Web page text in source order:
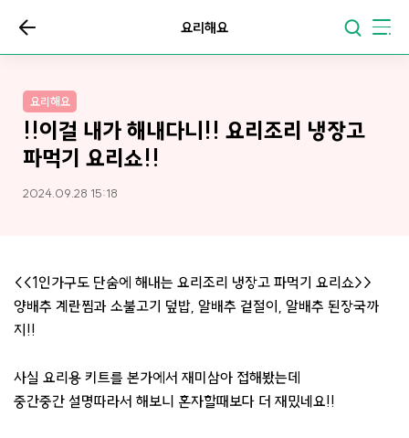
요리해요
요리해요
!!이걸 내가 해내다니!! 요리조리 냉장고
파먹기 요리쇼!!
2024.09.28 15:18
<<1인가구도 단숨에 해내는 요리조리 냉장고 파먹기 요리쇼>>
양배추 계란찜과 소불고기 덮밥, 알배추 겉절이, 알배추 된장국까
지!!
사실 요리용 키트를 본가에서 재미삼아 접해봤는데
중간중간 설명따라서 해보니 혼자할때보다 더 재밌네요!!